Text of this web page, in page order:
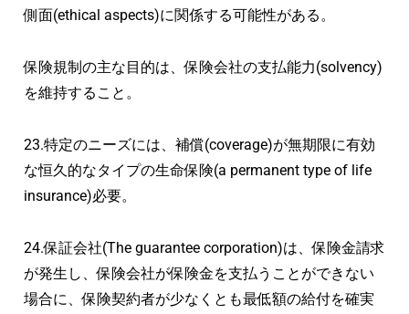
側面(ethical aspects)に関係する可能性がある。
保険規制の主な目的は、保険会社の支払能力(solvency)
を維持すること。
23.特定のニーズには、補償(coverage)が無期限に有効
な恒久的なタイプの生命保険(a permanent type of life
insurance)必要。
24.保証会社(The guarantee corporation)は、保険金請求
が発生し、保険会社が保険金を支払うことができない
場合に、保険契約者が少なくとも最低額の給付を確実